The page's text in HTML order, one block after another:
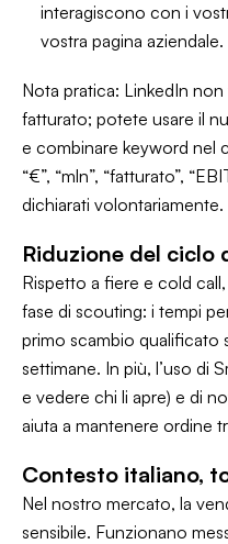
interagiscono con i
vostra pagina aziendale.
Nota pratica: LinkedIn
fatturato; potete usare il
e combinare keyword nel
“€”, “mln”, “fatturato”,
dichiarati volontariamente.
Riduzione del ciclo
Rispetto a fiere e cold
fase di scouting: i tempi
primo scambio qualificato
settimane. In più, l’uso di
e vedere chi li apre) e di
aiuta a mantenere ordine
Contesto italiano,
Nel nostro mercato, la
sensibile. Funzionano